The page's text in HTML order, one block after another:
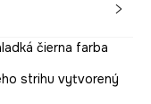
čierna farba
strihu vytvorený